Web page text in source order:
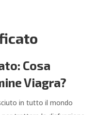
Cosa
Viagra?
in tutto il mondo